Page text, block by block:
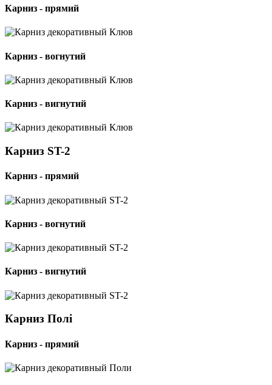
Карниз - прямий
Карниз - вогнутий
Карниз - вигнутий
Карниз ST-2
Карниз - прямий
Карниз - вогнутий
Карниз - вигнутий
Карниз Полі
Карниз - прямий